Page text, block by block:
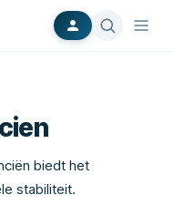
biedt het
stabiliteit.